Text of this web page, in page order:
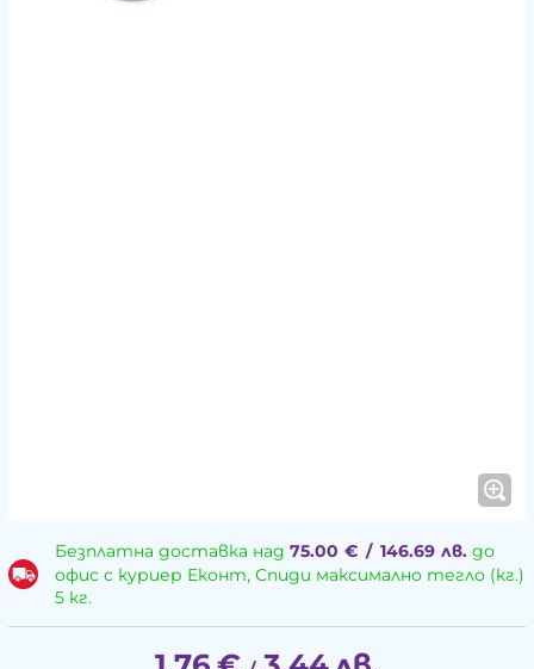
Безплатна доставка над 75.00 € / 146.69 лв.до
офис с куриер Еконт, Спиди максимално тегло (кг.)
5 кг.